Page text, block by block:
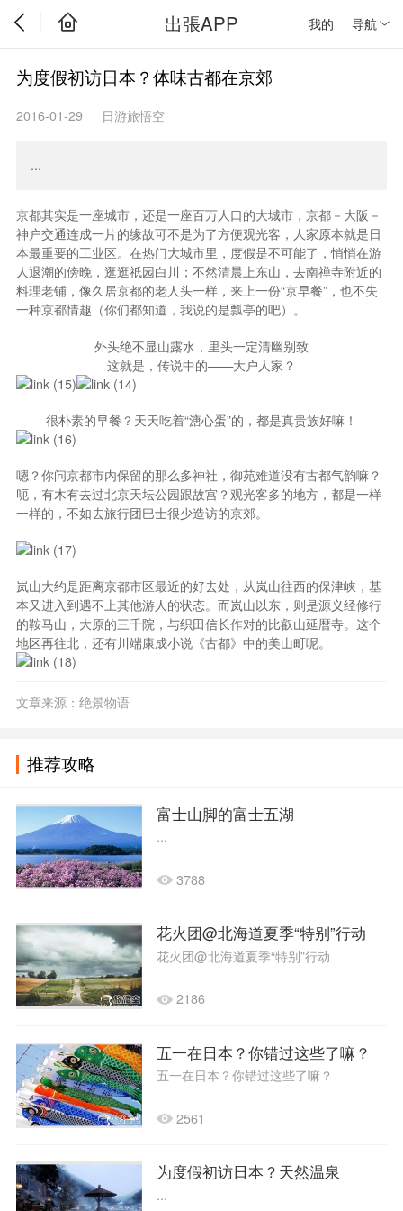
我的 导航
出張APP
为度假初访日本？体味古都在京郊
2016-01-29 日游旅悟空
...
京都其实是一座城市，还是一座百万人口的大城市，京都－大阪－
神户交通连成一片的缘故可不是为了方便观光客，人家原本就是日
本最重要的工业区。在热门大城市里，度假是不可能了，悄悄在游
人退潮的傍晚，逛逛祇园白川；不然清晨上东山，去南禅寺附近的
料理老铺，像久居京都的老人头一样，来上一份“京早餐”，也不失
一种京都情趣（你们都知道，我说的是瓢亭的吧）。
外头绝不显山露水，里头一定清幽别致
这就是，传说中的——大户人家？
很朴素的早餐？天天吃着“溏心蛋”的，都是真贵族好嘛！
嗯？你问京都市内保留的那么多神社，御苑难道没有古都气韵嘛？
呃，有木有去过北京天坛公园跟故宫？观光客多的地方，都是一样
一样的，不如去旅行团巴士很少造访的京郊。
岚山大约是距离京都市区最近的好去处，从岚山往西的保津峡，基
本又进入到遇不上其他游人的状态。而岚山以东，则是源义经修行
的鞍马山，大原的三千院，与织田信长作对的比叡山延暦寺。这个
地区再往北，还有川端康成小说《古都》中的美山町呢。
文章来源：绝景物语
推荐攻略
富士山脚的富士五湖
...
3788
花火团@北海道夏季“特别”行动
花火团@北海道夏季“特别”行动
2186
五一在日本？你错过这些了嘛？
五一在日本？你错过这些了嘛？
2561
为度假初访日本？天然温泉
...